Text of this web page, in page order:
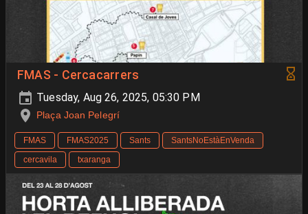
FMAS - Cercacarrers
Tuesday, Aug 26, 2025, 05:30 PM
Plaça Joan Pelegrí
FMAS FMAS2025 Sants
SantsNoEstàEnVenda
cercavila
txaranga